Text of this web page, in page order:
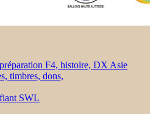
F4, histoire, DX Asie
timbres, dons,
SWL